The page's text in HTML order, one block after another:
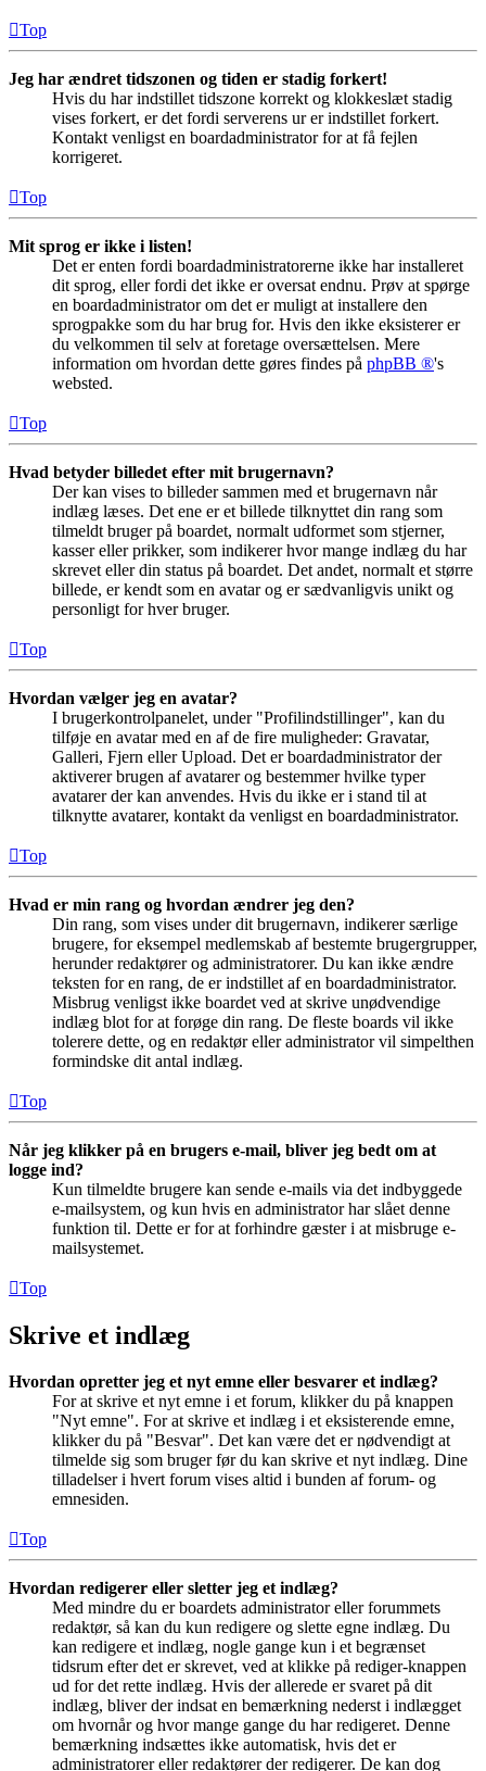
Top
Jeg har ændret tidszonen og tiden er stadig forkert!
Hvis du har indstillet tidszone korrekt og klokkeslæt stadig
vises forkert, er det fordi serverens ur er indstillet forkert.
Kontakt venligst en boardadministrator for at få fejlen
korrigeret.
Top
Mit sprog er ikke i listen!
Det er enten fordi boardadministratorerne ikke har installeret
dit sprog, eller fordi det ikke er oversat endnu. Prøv at spørge
en boardadministrator om det er muligt at installere den
sprogpakke som du har brug for. Hvis den ikke eksisterer er
du velkommen til selv at foretage oversættelsen. Mere
information om hvordan dette gøres findes på phpBB ®'s
websted.
Top
Hvad betyder billedet efter mit brugernavn?
Der kan vises to billeder sammen med et brugernavn når
indlæg læses. Det ene er et billede tilknyttet din rang som
tilmeldt bruger på boardet, normalt udformet som stjerner,
kasser eller prikker, som indikerer hvor mange indlæg du har
skrevet eller din status på boardet. Det andet, normalt et større
billede, er kendt som en avatar og er sædvanligvis unikt og
personligt for hver bruger.
Top
Hvordan vælger jeg en avatar?
I brugerkontrolpanelet, under "Profilindstillinger", kan du
tilføje en avatar med en af de fire muligheder: Gravatar,
Galleri, Fjern eller Upload. Det er boardadministrator der
aktiverer brugen af avatarer og bestemmer hvilke typer
avatarer der kan anvendes. Hvis du ikke er i stand til at
tilknytte avatarer, kontakt da venligst en boardadministrator.
Top
Hvad er min rang og hvordan ændrer jeg den?
Din rang, som vises under dit brugernavn, indikerer særlige
brugere, for eksempel medlemskab af bestemte brugergrupper,
herunder redaktører og administratorer. Du kan ikke ændre
teksten for en rang, de er indstillet af en boardadministrator.
Misbrug venligst ikke boardet ved at skrive unødvendige
indlæg blot for at forøge din rang. De fleste boards vil ikke
tolerere dette, og en redaktør eller administrator vil simpelthen
formindske dit antal indlæg.
Top
Når jeg klikker på en brugers e-mail, bliver jeg bedt om at
logge ind?
Kun tilmeldte brugere kan sende e-mails via det indbyggede
e-mailsystem, og kun hvis en administrator har slået denne
funktion til. Dette er for at forhindre gæster i at misbruge e-
mailsystemet.
Top
Skrive et indlæg
Hvordan opretter jeg et nyt emne eller besvarer et indlæg?
For at skrive et nyt emne i et forum, klikker du på knappen
"Nyt emne". For at skrive et indlæg i et eksisterende emne,
klikker du på "Besvar". Det kan være det er nødvendigt at
tilmelde sig som bruger før du kan skrive et nyt indlæg. Dine
tilladelser i hvert forum vises altid i bunden af forum- og
emnesiden.
Top
Hvordan redigerer eller sletter jeg et indlæg?
Med mindre du er boardets administrator eller forummets
redaktør, så kan du kun redigere og slette egne indlæg. Du
kan redigere et indlæg, nogle gange kun i et begrænset
tidsrum efter det er skrevet, ved at klikke på rediger-knappen
ud for det rette indlæg. Hvis der allerede er svaret på dit
indlæg, bliver der indsat en bemærkning nederst i indlægget
om hvornår og hvor mange gange du har redigeret. Denne
bemærkning indsættes ikke automatisk, hvis det er
administratorer eller redaktører der redigerer. De kan dog